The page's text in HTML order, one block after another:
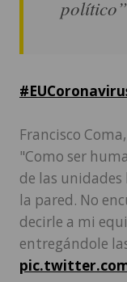
Francisco
"Como ser
de las
la pared. No
decirle a mi
entregándole